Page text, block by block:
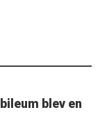
blev en